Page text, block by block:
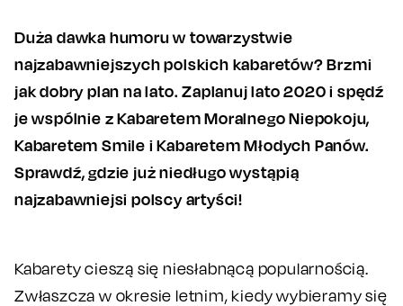
Duża dawka humoru w towarzystwie
najzabawniejszych polskich kabaretów? Brzmi
jak dobry plan na lato. Zaplanuj lato 2020 i spędź
je wspólnie z Kabaretem Moralnego Niepokoju,
Kabaretem Smile i Kabaretem Młodych Panów.
Sprawdź, gdzie już niedługo wystąpią
najzabawniejsi polscy artyści!
Kabarety cieszą się niesłabnącą popularnością.
Zwłaszcza w okresie letnim, kiedy wybieramy się